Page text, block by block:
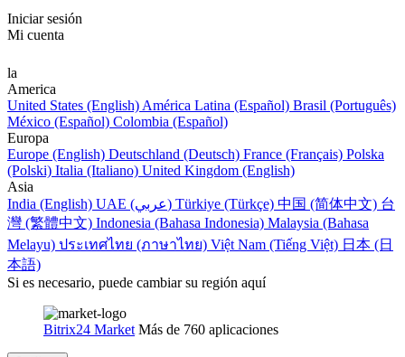
Iniciar sesión
Mi cuenta
la
America
United States (English) América Latina (Español) Brasil (Português)
México (Español) Colombia (Español)
Europa
Europe (English) Deutschland (Deutsch) France (Français) Polska
(Polski) Italia (Italiano) United Kingdom (English)
Asia
India (English)
UAE (عربي) Türkiye (Türkçe) 中国 (简体中文) 台
灣 (繁體中文) Indonesia (Bahasa Indonesia) Malaysia (Bahasa
Melayu) ประเทศไทย (ภาษาไทย) Việt Nam (Tiếng Việt) 日本 (日
本語)
Si es necesario, puede cambiar su región aquí
Bitrix24 Market Más de 760 aplicaciones